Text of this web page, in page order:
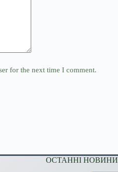
for the next time I comment.
ОСТАННІ НОВИНИ